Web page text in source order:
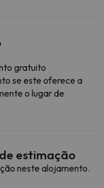
gratuito
se este oferece a
o lugar de
estimação
neste alojamento.